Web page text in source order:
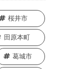
桜井市
田原本町
葛城市